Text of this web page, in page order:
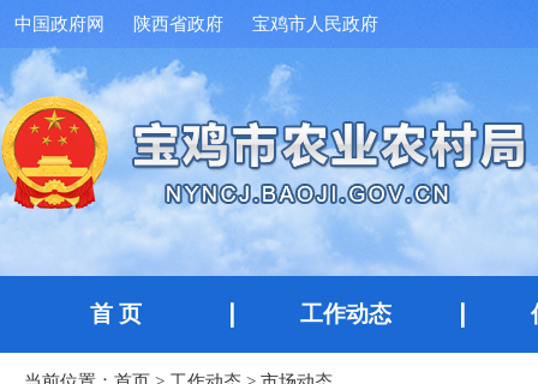
中国政府网 陕西省政府 宝鸡市人民政府
首 页 工作动态